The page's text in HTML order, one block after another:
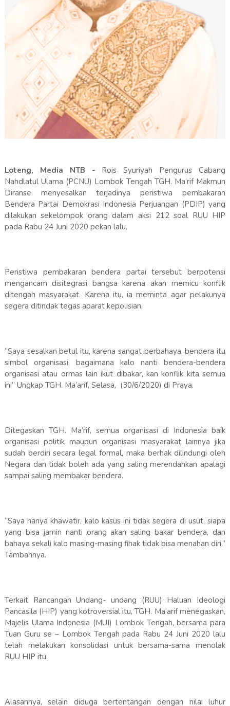
Loteng, Media NTB - Rois Syuriyah Pengurus Cabang
Nahdlatul Ulama (PCNU) Lombok Tengah TGH. Ma’rif Makmun
Diranse menyesalkan terjadinya peristiwa pembakaran
Bendera Partai Demokrasi Indonesia Perjuangan (PDIP) yang
dilakukan sekelompok orang dalam aksi 212 soal RUU HIP
pada Rabu 24 Juni 2020 pekan lalu.
Peristiwa pembakaran bendera partai tersebut berpotensi
mengancam disitegrasi bangsa karena akan memicu konflik
ditengah masyarakat. Karena itu, ia meminta agar pelakunya
segera ditindak tegas aparat kepolisian.
“Saya sesalkan betul itu, karena sangat berbahaya, bendera itu
simbol organisasi, bagaimana kalo nanti bendera-bendera
organisasi atau ormas lain ikut dibakar, kan konflik kita semua
ini” Ungkap TGH. Ma’arif, Selasa, (30/6/2020) di Praya.
Ditegaskan TGH. Ma’rif, semua organisasi di Indonesia baik
organisasi politik maupun organisasi masyarakat lainnya jika
sudah berdiri secara legal formal, maka berhak dilindungi oleh
Negara dan tidak boleh ada yang saling merendahkan apalagi
sampai saling membakar bendera.
“Saya hanya khawatir, kalo kasus ini tidak segera di usut, siapa
yang bisa jamin nanti orang akan saling bakar bendera, dan
bahaya sekali kalo masing-masing fihak tidak bisa menahan diri.”
Tambahnya.
Terkait Rancangan Undang- undang (RUU) Haluan Ideologi
Pancasila (HIP) yang kotroversial itu, TGH. Ma’arif menegaskan,
Majelis Ulama Indonesia (MUI) Lombok Tengah, bersama para
Tuan Guru se – Lombok Tengah pada Rabu 24 Juni 2020 lalu
telah melakukan konsolidasi untuk bersama-sama menolak
RUU HIP itu.
Alasannya, selain diduga bertentangan dengan nilai luhur